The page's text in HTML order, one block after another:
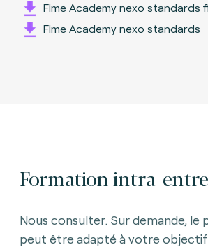
Fime Academy nexo standards
Fime Academy nexo standards
Formation intra-
Nous consulter. Sur demande, le
peut être adapté à votre objectif